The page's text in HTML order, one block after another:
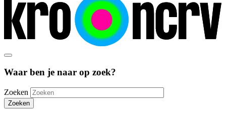
Waar ben je naar op zoek?
Zoeken
Zoeken